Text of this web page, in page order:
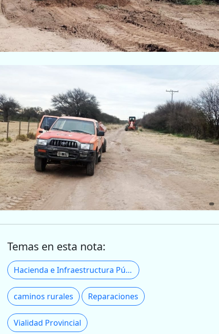
Temas en esta nota:
Hacienda e Infraestructura Pública
caminos rurales Reparaciones
Vialidad Provincial